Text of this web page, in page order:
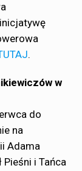
.
w
do
na
Adama
Pieśni i Tańca